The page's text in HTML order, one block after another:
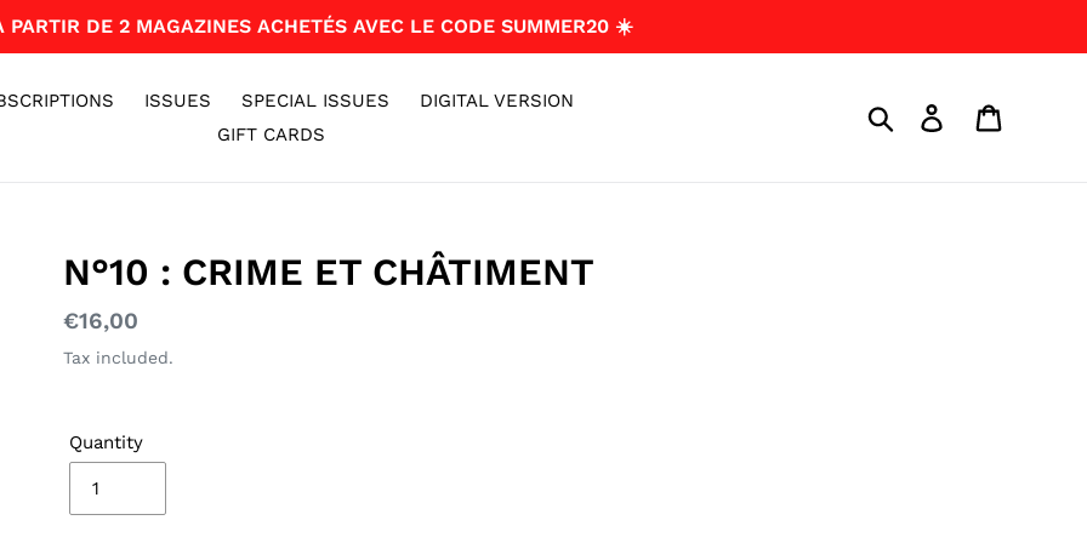
DE 2 MAGAZINES ACHETÉS AVEC LE CODE SUMMER20 ☀️
ISSUES SPECIAL ISSUES
DIGITAL VERSION
GIFT CARDS
Search Log in
N°10 : CRIME ET CHÂTIMENT
Regular
price
€16,00
Tax included.
Quantity